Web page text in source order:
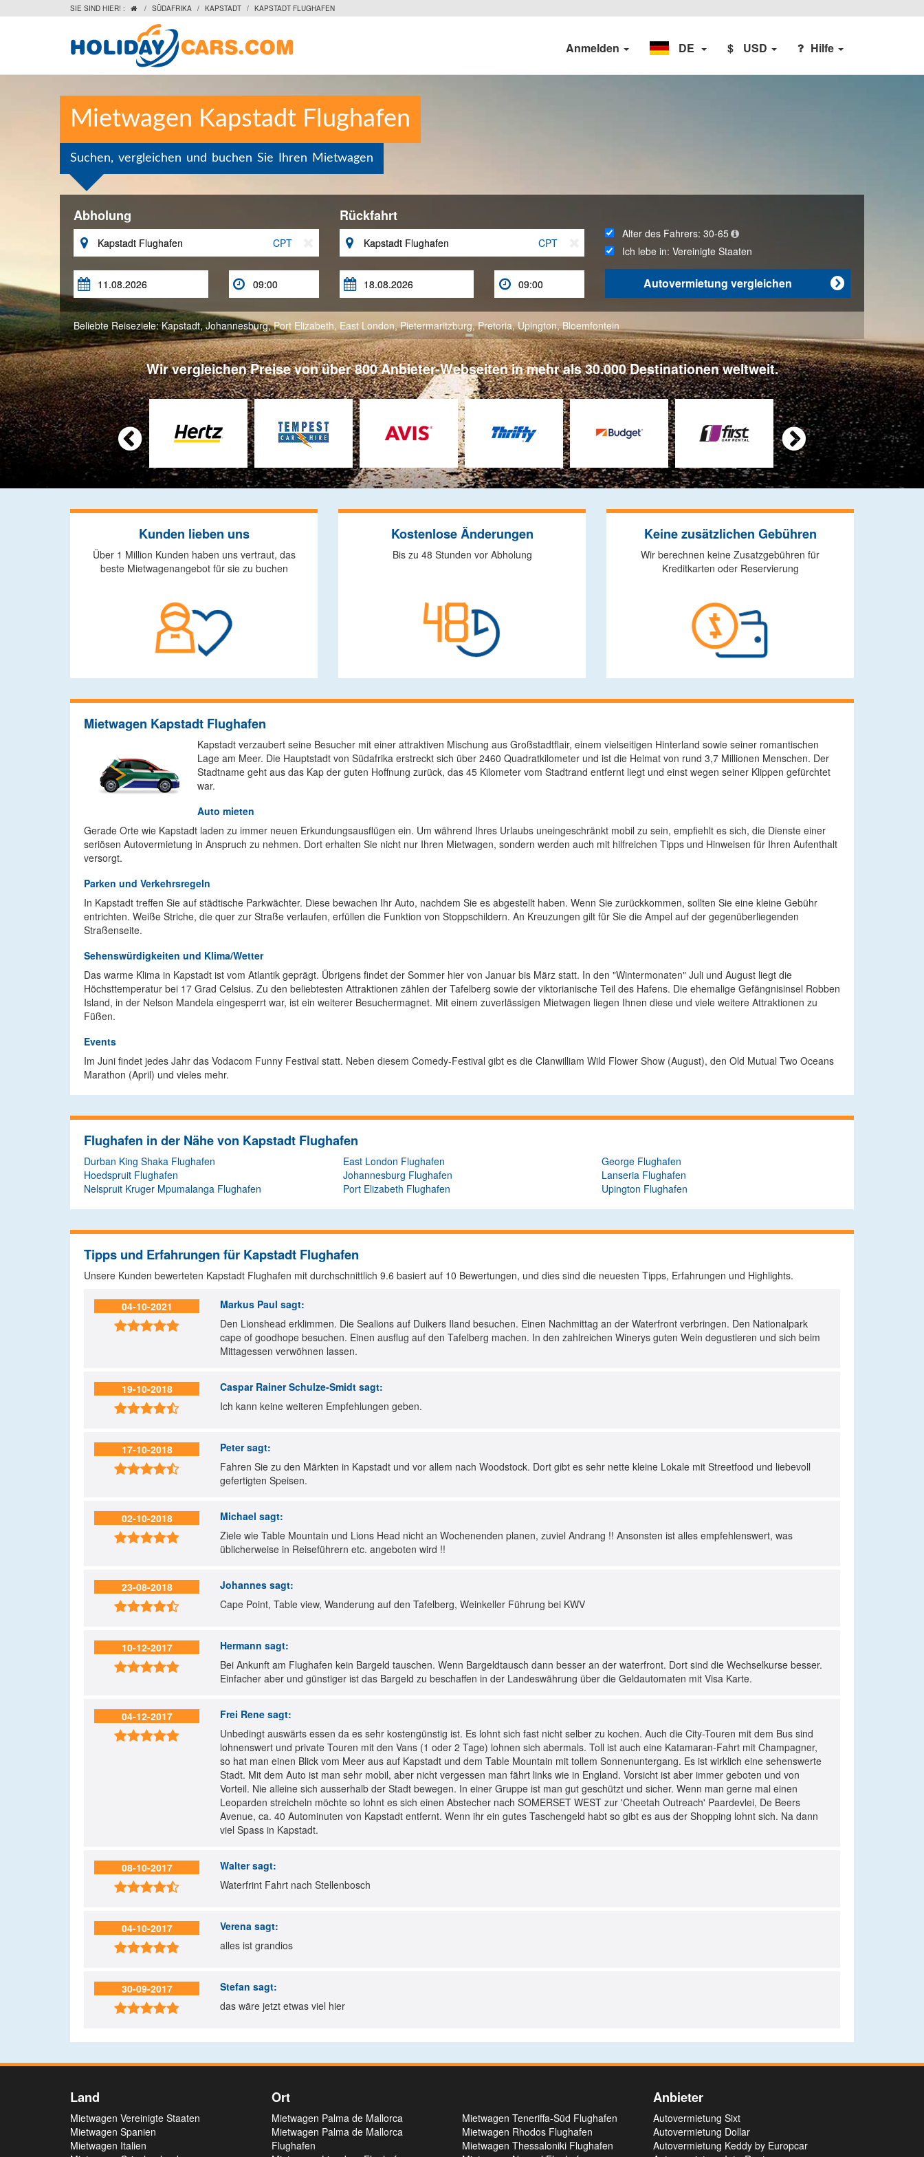
SIE SIND HIER! :  / SÜDAFRIKA / KAPSTADT / KAPSTADT FLUGHAFEN
Anmelden DE $ USD Hilfe
Mietwagen Kapstadt Flughafen
Suchen, vergleichen und buchen Sie Ihren Mietwagen
Abholung
 CPT
 
Rückfahrt
 CPT
 
Alter des Fahrers:30-65
Ich lebe in:Vereinigte Staaten

Autovermietung vergleichen
Beliebte Reiseziele:Kapstadt,Johannesburg,Port Elizabeth, East London,Pietermaritzburg,Pretoria,Upington,Bloemfontein
Wir vergleichen Preise von über 800 Anbieter-Webseiten in mehr als 30.000 Destinationen weltweit.
 
Kunden lieben uns
Über 1 Million Kunden haben uns vertraut, das
beste Mietwagenangebot für sie zu buchen
Kostenlose Änderungen
Bis zu 48 Stunden vor Abholung
Keine zusätzlichen Gebühren
Wir berechnen keine Zusatzgebühren für
Kreditkarten oder Reservierung
Mietwagen Kapstadt Flughafen
Kapstadt verzaubert seine Besucher mit einer attraktiven Mischung aus Großstadtflair, einem vielseitigen Hinterland sowie seiner romantischen
Lage am Meer. Die Hauptstadt von Südafrika erstreckt sich über 2460 Quadratkilometer und ist die Heimat von rund 3,7 Millionen Menschen. Der
Stadtname geht aus das Kap der guten Hoffnung zurück, das 45 Kilometer vom Stadtrand entfernt liegt und einst wegen seiner Klippen gefürchtet
war.
Auto mieten
Gerade Orte wie Kapstadt laden zu immer neuen Erkundungsausflügen ein. Um während Ihres Urlaubs uneingeschränkt mobil zu sein, empfiehlt es sich, die Dienste einer
seriösen Autovermietung in Anspruch zu nehmen. Dort erhalten Sie nicht nur Ihren Mietwagen, sondern werden auch mit hilfreichen Tipps und Hinweisen für Ihren Aufenthalt
versorgt.
Parken und Verkehrsregeln
In Kapstadt treffen Sie auf städtische Parkwächter. Diese bewachen Ihr Auto, nachdem Sie es abgestellt haben. Wenn Sie zurückkommen, sollten Sie eine kleine Gebühr
entrichten. Weiße Striche, die quer zur Straße verlaufen, erfüllen die Funktion von Stoppschildern. An Kreuzungen gilt für Sie die Ampel auf der gegenüberliegenden
Straßenseite.
Sehenswürdigkeiten und Klima/Wetter
Das warme Klima in Kapstadt ist vom Atlantik geprägt. Übrigens findet der Sommer hier von Januar bis März statt. In den "Wintermonaten" Juli und August liegt die
Höchsttemperatur bei 17 Grad Celsius. Zu den beliebtesten Attraktionen zählen der Tafelberg sowie der viktorianische Teil des Hafens. Die ehemalige Gefängnisinsel Robben
Island, in der Nelson Mandela eingesperrt war, ist ein weiterer Besuchermagnet. Mit einem zuverlässigen Mietwagen liegen Ihnen diese und viele weitere Attraktionen zu
Füßen.
Events
Im Juni findet jedes Jahr das Vodacom Funny Festival statt. Neben diesem Comedy-Festival gibt es die Clanwilliam Wild Flower Show (August), den Old Mutual Two Oceans
Marathon (April) und vieles mehr.
Flughafen in der Nähe von Kapstadt Flughafen
Durban King Shaka Flughafen East London Flughafen
George Flughafen
Hoedspruit Flughafen
Johannesburg Flughafen
Lanseria Flughafen
Nelspruit Kruger Mpumalanga Flughafen
Port Elizabeth Flughafen Upington Flughafen
Tipps und Erfahrungen für Kapstadt Flughafen
Unsere Kunden bewerteten Kapstadt Flughafen mit durchschnittlich 9.6 basiert auf 10 Bewertungen, und dies sind die neuesten Tipps, Erfahrungen und Highlights.
04-10-2021

Markus Paul sagt:
Den Lionshead erklimmen. Die Sealions auf Duikers Iland besuchen. Einen Nachmittag an der Waterfront verbringen. Den Nationalpark
cape of goodhope besuchen. Einen ausflug auf den Tafelberg machen. In den zahlreichen Winerys guten Wein degustieren und sich beim
Mittagessen verwöhnen lassen.
19-10-2018

Caspar Rainer Schulze-Smidt sagt:
Ich kann keine weiteren Empfehlungen geben.
17-10-2018

Petersagt:
Fahren Sie zu den Märkten in Kapstadt und vor allem nach Woodstock. Dort gibt es sehr nette kleine Lokale mit Streetfood und liebevoll
gefertigten Speisen.
02-10-2018

Michael sagt:
Ziele wie Table Mountain und Lions Head nicht an Wochenenden planen, zuviel Andrang !! Ansonsten ist alles empfehlenswert, was
üblicherweise in Reiseführern etc. angeboten wird !!
23-08-2018

Johannes sagt:
Cape Point, Table view, Wanderung auf den Tafelberg, Weinkeller Führung bei KWV
10-12-2017

Hermann sagt:
Bei Ankunft am Flughafen kein Bargeld tauschen. Wenn Bargeldtausch dann besser an der waterfront. Dort sind die Wechselkurse besser.
Einfacher aber und günstiger ist das Bargeld zu beschaffen in der Landeswährung über die Geldautomaten mit Visa Karte.
04-12-2017

Frei Rene sagt:
Unbedingt auswärts essen da es sehr kostengünstig ist. Es lohnt sich fast nicht selber zu kochen. Auch die City-Touren mit dem Bus sind
lohnenswert und private Touren mit den Vans (1 oder 2 Tage) lohnen sich abermals. Toll ist auch eine Katamaran-Fahrt mit Champagner,
so hat man einen Blick vom Meer aus auf Kapstadt und dem Table Mountain mit tollem Sonnenuntergang. Es ist wirklich eine sehenswerte
Stadt. Mit dem Auto ist man sehr mobil, aber nicht vergessen man fährt links wie in England. Vorsicht ist aber immer geboten und von
Vorteil. Nie alleine sich ausserhalb der Stadt bewegen. In einer Gruppe ist man gut geschützt und sicher. Wenn man gerne mal einen
Leoparden streicheln möchte so lohnt es sich einen Abstecher nach SOMERSET WEST zur 'Cheetah Outreach' Paardevlei, De Beers
Avenue, ca. 40 Autominuten von Kapstadt entfernt. Wenn ihr ein gutes Taschengeld habt so gibt es aus der Shopping lohnt sich. Na dann
viel Spass in Kapstadt.
08-10-2017

Waltersagt:
Waterfrint Fahrt nach Stellenbosch
04-10-2017

Verena sagt:
alles ist grandios
30-09-2017

Stefan sagt:
das wäre jetzt etwas viel hier
Land
Mietwagen Vereinigte Staaten
Mietwagen Spanien
Mietwagen Italien
Ort
Mietwagen Palma de Mallorca
Mietwagen Palma de Mallorca
Flughafen
Mietwagen Teneriffa-Süd Flughafen
Mietwagen Rhodos Flughafen
Mietwagen Thessaloniki Flughafen
Anbieter
Autovermietung Sixt
Autovermietung Dollar
Autovermietung Keddy by Europcar